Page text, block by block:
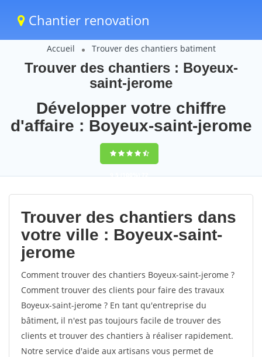
Chantier renovation
Accueil Trouver des chantiers batiment
Trouver des chantiers : Boyeux-
saint-jerome
Développer votre chiffre
d'affaire : Boyeux-saint-jerome
9,5(100%)72
votes
Trouver des chantiers dans
votre ville : Boyeux-saint-
jerome
Comment trouver des chantiers Boyeux-saint-jerome ?
Comment trouver des clients pour faire des travaux
Boyeux-saint-jerome ? En tant qu'entreprise du
bâtiment, il n'est pas toujours facile de trouver des
clients et trouver des chantiers à réaliser rapidement.
Notre service d'aide aux artisans vous permet de